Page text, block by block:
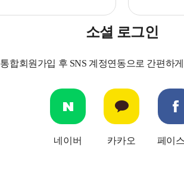
소셜 로그인
통합회원가입 후 SNS 계정연동으로 간편하
네이버 카카오 페이